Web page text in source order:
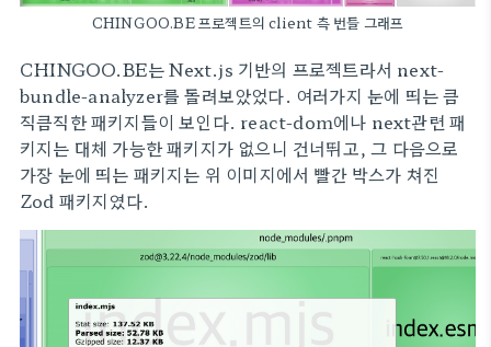
CHINGOO.BE 프로젝트의 client 측 번들 그래프
CHINGOO.BE는 Next.js 기반의 프로젝트라서 next-
bundle-analyzer를 돌려보았었다. 여러가지 눈에 띄는 큼
직큼직한 패키지들이 보인다. react-dom에나 next관련 패
키지는 대체 가능한 패키지가 없으니 건너뛰고, 그 다음으로
가장 눈에 띄는 패키지는 위 이미지에서 빨간 박스가 쳐진
Zod 패키지였다.